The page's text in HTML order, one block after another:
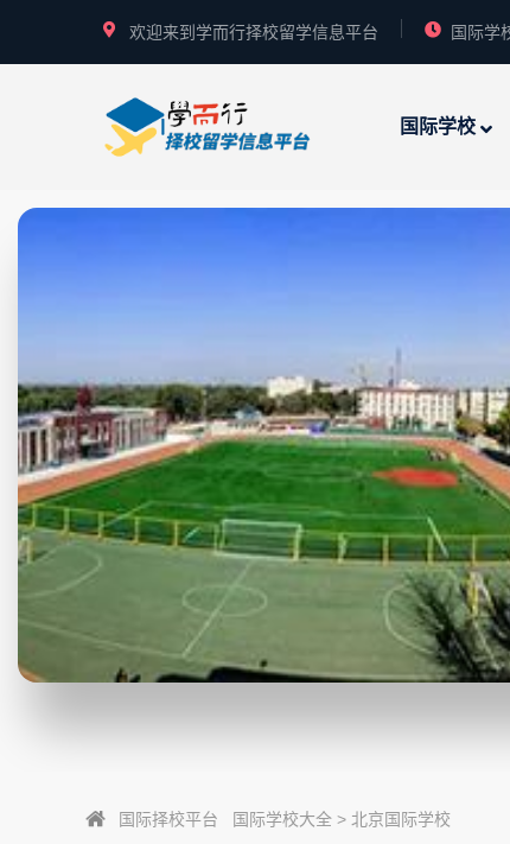
欢迎来到学而行择校留学信息平台 国际学
国际学校
国际择校平台 国际学校大全 > 北京国际学校